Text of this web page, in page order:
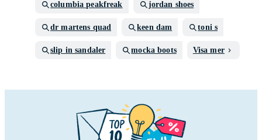
columbia peakfreak jordan shoes
dr martens quad keen dam toni s
slip in sandaler mocka boots Visa mer